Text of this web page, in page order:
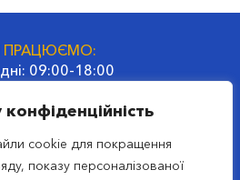
cookie для покращення
показу персоналізованої
ПРАЦЮЄМО:
09:00-18:00
Україна, Київ
32